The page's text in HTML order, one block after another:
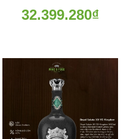
32.399.280₫